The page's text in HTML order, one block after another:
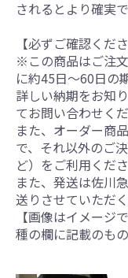
されるとより確実で
【必ずご確認くださ
※この商品はご注
に約45日～60日の
詳しい納期をお知
てお問い合わせくだ
また、オーダー商
で、それ以外のご
ど）をご利用くださ
また、発送は佐川
送りさせていただ
【画像はイメージ
種の欄に記載のもの